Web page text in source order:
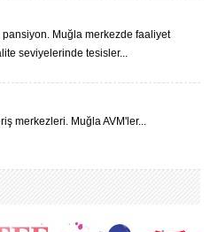
pansiyon. Muğla merkezde faaliyet
seviyelerinde tesisler...
merkezleri. Muğla AVM'ler...